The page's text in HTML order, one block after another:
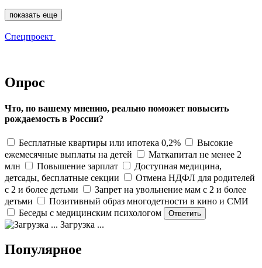
показать еще
Спецпроект
Опрос
Что, по вашему мнению, реально поможет повысить
рождаемость в России?
Бесплатные квартиры или ипотека 0,2%
Высокие
ежемесячные выплаты на детей
Маткапитал не менее 2
млн
Повышение зарплат
Доступная медицина,
детсады, бесплатные секции
Отмена НДФЛ для родителей
с 2 и более детьми
Запрет на увольнение мам с 2 и более
детьми
Позитивный образ многодетности в кино и СМИ
Беседы с медицинским психологом
Загрузка ...
Популярное